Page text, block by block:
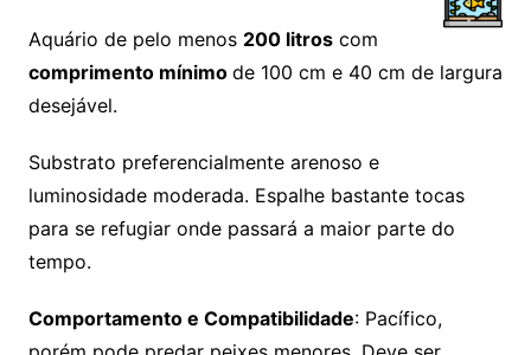
Aquário de pelo menos 200 litroscom
comprimento mínimo de 100 cm e 40 cm de largura
desejável.
Substrato preferencialmente arenoso e
luminosidade moderada. Espalhe bastante tocas
para se refugiar onde passará a maior parte do
tempo.
Comportamento e Compatibilidade: Pacífico,